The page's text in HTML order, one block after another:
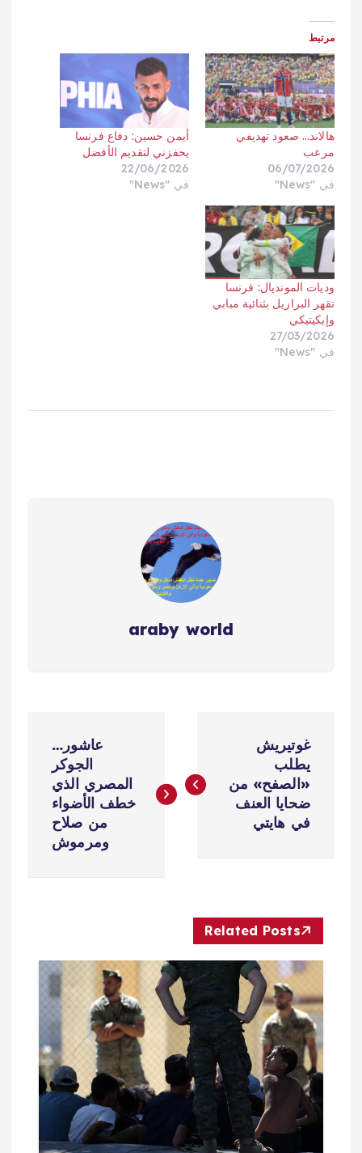
مرتبط
هالاند… صعود تهديفي
مرعب
06/07/2026
في "News"
أيمن حسين: دفاع فرنسا
يحفزني لتقديم الأفضل
22/06/2026
في "News"
وديات المونديال: فرنسا
تقهر البرازيل بثنائية مبابي
وإيكيتيكي
27/03/2026
في "News"
araby world
ص
م
ق
غوتيريش
يطلب
«الصفح» من
ضحايا العنف
في هايتي
عاشور…
الجوكر
المصري الذي
خطف الأضواء
من صلاح
ومرموش
Related Posts